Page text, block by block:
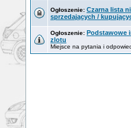
Ogłoszenie: Czarna lista
sprzedających /
Ogłoszenie: Podstawowe
zlotu
Miejsce na pytania i